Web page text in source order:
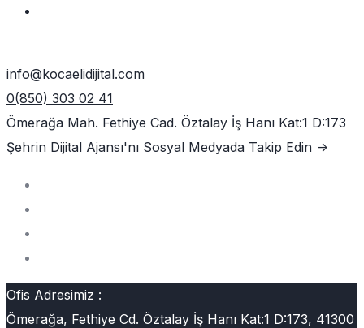
info@kocaelidijital.com
0(850) 303 02 41
Ömerağa Mah. Fethiye Cad. Öztalay İş Hanı Kat:1 D:173
Şehrin Dijital Ajansı'nı Sosyal Medyada Takip Edin ->
Ofis Adresimiz :
Ömerağa, Fethiye Cd. Öztalay İş Hanı Kat:1 D:173, 41300